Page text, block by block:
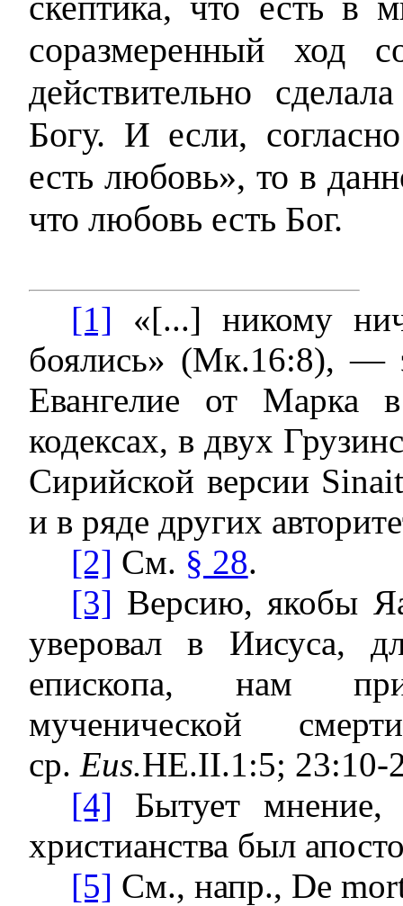
соразмеренный ход
действительно
Богу. И если,
есть любовь», то в
что любовь есть Бог.
[1] «[...] никому
боялись» (Мк.16:8), —
Евангелие от Марка
кодексах, в двух
Сирийской версии
и в ряде других
[2] См. § 28.
[3] Версию, якобы
уверовал в Иисуса,
епископа, нам
мученической
ср. Eus.HE.II.1:5; 23:10-
[4] Бытует мнение,
христианства был
[5] См., напр., De